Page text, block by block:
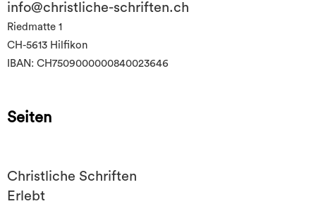
info@christliche-schriften.ch
Riedmatte 1
CH-5613 Hilfikon
IBAN: CH7509000000840023646
Seiten
Christliche Schriften
Erlebt